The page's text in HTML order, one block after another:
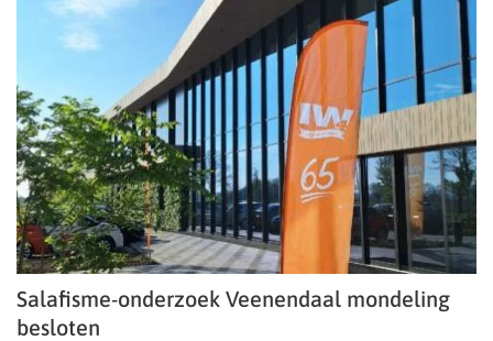
Salafisme-onderzoek Veenendaal mondeling
besloten